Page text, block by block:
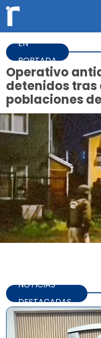
EN
PORTADA
Operativo
detenidos
poblaciones
NOTICIAS
DESTACADAS